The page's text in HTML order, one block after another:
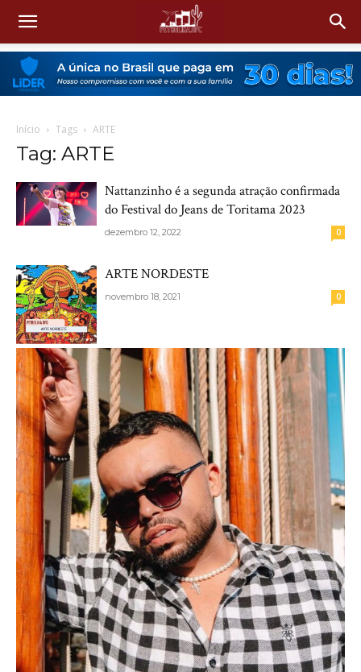
Início Tags ARTE
Tag: ARTE
Nattanzinho é a segunda atração confirmada
do Festival do Jeans de Toritama 2023
dezembro 12, 2022 0
ARTE NORDESTE
novembro 18, 2021 0